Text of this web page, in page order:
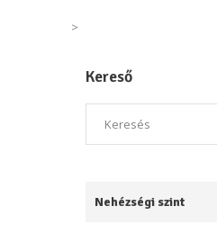
>
Kereső
Nehézségi szint